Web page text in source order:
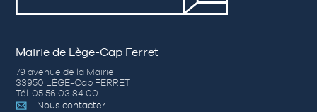
Mairie de Lège-Cap Ferret
79 avenue de la Mairie
33950 LÈGE-Cap FERRET
Tél. 05 56 03 84 00
Nous contacter